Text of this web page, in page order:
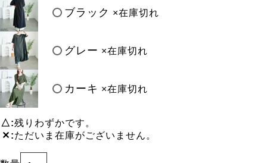
ブラック ×在庫切れ
グレー ×在庫切れ
カーキ ×在庫切れ
△ 残りわずかです。
✕ ただいま在庫がございません。